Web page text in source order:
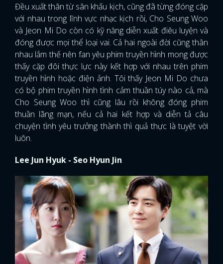
Đều xuất thân từ sân khấu kịch, cũng đã từng đóng cặp
với nhau trong lĩnh vực nhạc kịch rồi, Cho Seung Woo
và Jeon Mi Do còn có kỹ năng diễn xuất điêu luyện và
đóng được mọi thể loại vai. Cả hai ngoài đời cũng thân
nhau lắm thế nên fan yêu phim truyền hình mong được
thấy cặp đôi thực lực này kết hợp với nhau trên phim
truyền hình hoặc điện ảnh. Tôi thấy Jeon Mi Do chưa
có bộ phim truyền hình tình cảm thuần túy nào cả, mà
Cho Seung Woo thì cũng lâu rồi không đóng phim
thuần lãng mạn, nếu cả hai kết hợp và diễn tả câu
chuyện tình yêu trưởng thành thì quả thực là tuyệt vời
luôn.
Lee Jun Hyuk - Seo Hyun Jin